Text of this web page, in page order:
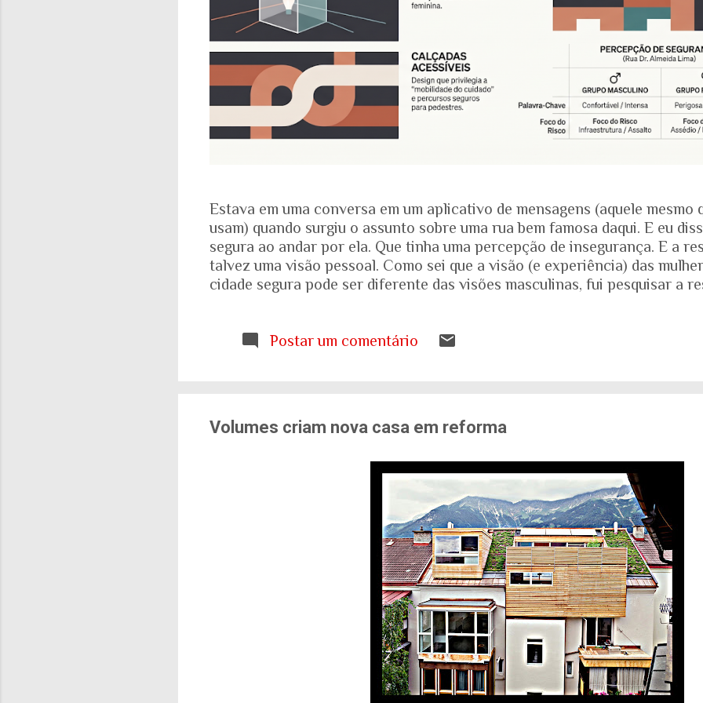
Estava em uma conversa em um aplicativo de mensagens (aquele mesmo
usam) quando surgiu o assunto sobre uma rua bem famosa daqui. E eu
segura ao andar por ela. Que tinha uma percepção de insegurança. E a
talvez uma visão pessoal. Como sei que a visão (e experiência) das
cidade segura pode ser diferente das visões masculinas, fui pesquisar a
Locomotiva, divulgada em setembro de 2024, mostrou um dado alarmante:
sensação isolada. Se per...
Postar um comentário
Volumes criam nova casa em reforma